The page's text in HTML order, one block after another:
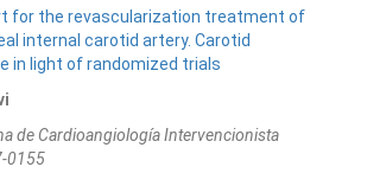
for the revascularization treatment of
internal carotid artery. Carotid
in light of randomized trials
de Cardioangiologí­a Intervencionista
0155